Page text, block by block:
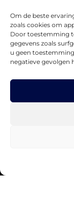
Om de beste
zoals cookies om
Door toestemming
gegevens zoals
u geen
negatieve gevolgen